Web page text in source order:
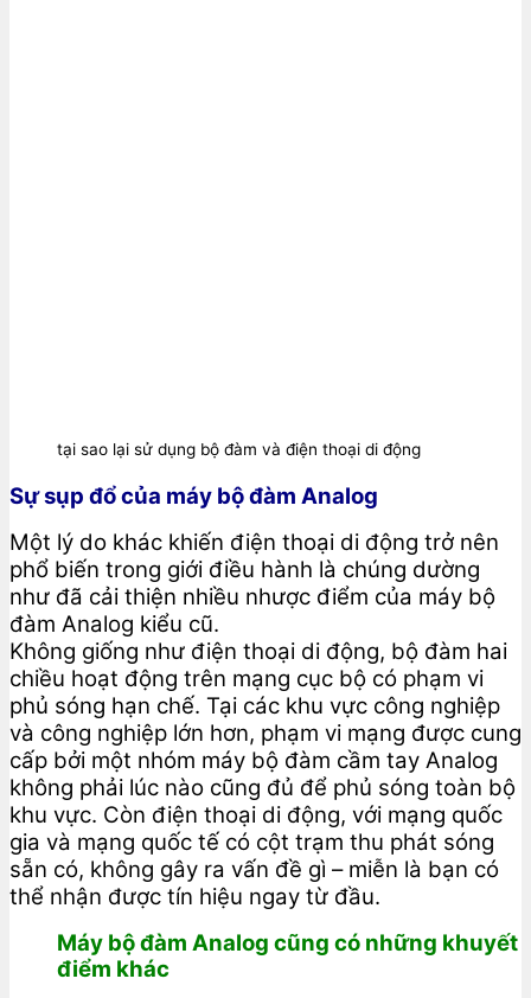
tại sao lại sử dụng bộ đàm và điện thoại di động
Sự sụp đổ của máy bộ đàm Analog
Một lý do khác khiến điện thoại di động trở nên
phổ biến trong giới điều hành là chúng dường
như đã cải thiện nhiều nhược điểm của máy bộ
đàm Analog kiểu cũ.
Không giống như điện thoại di động, bộ đàm hai
chiều hoạt động trên mạng cục bộ có phạm vi
phủ sóng hạn chế. Tại các khu vực công nghiệp
và công nghiệp lớn hơn, phạm vi mạng được cung
cấp bởi một nhóm máy bộ đàm cầm tay Analog
không phải lúc nào cũng đủ để phủ sóng toàn bộ
khu vực. Còn điện thoại di động, với mạng quốc
gia và mạng quốc tế có cột trạm thu phát sóng
sẵn có, không gây ra vấn đề gì – miễn là bạn có
thể nhận được tín hiệu ngay từ đầu.
Máy bộ đàm Analog cũng có những khuyết
điểm khác